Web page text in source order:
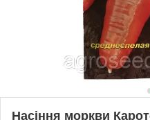
Насіння моркви